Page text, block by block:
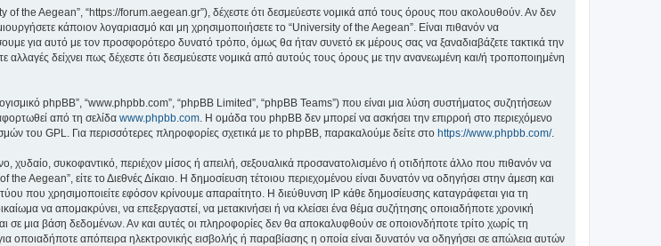
of the Aegean”, “https://forum.aegean.gr”), δέχεστε ότι δεσμεύεστε νομικά από τους όρους που ακολουθούν. Αν δεν
κάποιον λογαριασμό και μη χρησιμοποιήσετε το “University of the Aegean”. Είναι πιθανόν να
για αυτό με τον προσφορότερο δυνατό τρόπο, όμως θα ήταν συνετό εκ μέρους σας να ξαναδιαβάζετε τακτικά την
δείχνει πως δέχεστε ότι δεσμεύεστε νομικά από αυτούς τους όρους με την ανανεωμένη και/ή τροποποιημένη
phpBB”, “www.phpbb.com”, “phpBB Limited”, “phpBB Teams”) που είναι μια λύση συστήματος συζητήσεων
από τη σελίδα www.phpbb.com. Η ομάδα του phpBB δεν μπορεί να ασκήσει την επιρροή στο περιεχόμενο
του GPL. Για περισσότερες πληροφορίες σχετικά με το phpBB, παρακαλούμε δείτε στο https://www.phpbb.com/.
χυδαίο, συκοφαντικό, περιέχον μίσος ή απειλή, σεξουαλικά προσανατολισμένο ή οτιδήποτε άλλο που πιθανόν να
Aegean”, είτε το Διεθνές Δίκαιο. Η δημοσίευση τέτοιου περιεχομένου είναι δυνατόν να οδηγήσει στην άμεση και
που χρησιμοποιείτε εφόσον κρίνουμε απαραίτητο. Η διεύθυνση IP κάθε δημοσίευσης καταγράφεται για τη
να απομακρύνει, να επεξεργαστεί, να μετακινήσει ή να κλείσει ένα θέμα συζήτησης οποιαδήποτε χρονική
σε μια βάση δεδομένων. Αν και αυτές οι πληροφορίες δεν θα αποκαλυφθούν σε οποιονδήποτε τρίτο χωρίς τη
απόπειρα ηλεκτρονικής εισβολής ή παραβίασης η οποία είναι δυνατόν να οδηγήσει σε απώλεια αυτών